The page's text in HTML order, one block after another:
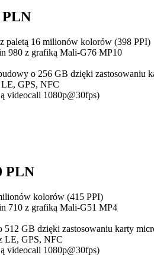
PLN
paletą 16 milionów kolorów (398 PPI)
980 z grafiką Mali-G76 MP10
o 256 GB dzięki zastosowaniu
GPS, NFC
videocall 1080p@30fps)
PLN
kolorów (415 PPI)
710 z grafiką Mali-G51 MP4
512 GB dzięki zastosowaniu karty
LE, GPS, NFC
videocall 1080p@30fps)